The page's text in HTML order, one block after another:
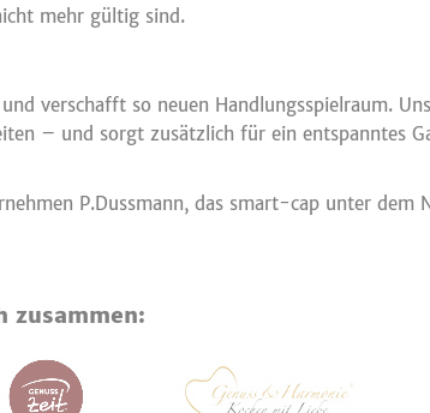
mehr gültig sind.
verschafft so neuen Handlungsspielraum.
– und sorgt zusätzlich für ein entspanntes
P.Dussmann, das smart-cap unter
zusammen: